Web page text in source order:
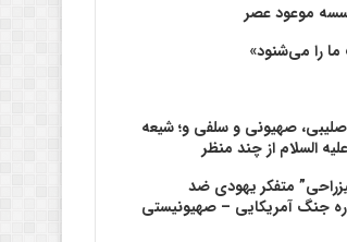
موعود عصر
ما را می‌شنود»
صلیبی، صهیونی و سلفی و؛ شیعه
السلام از چند منظر
متفکر یهودی ضد
جنگ آمریکایی – صهیونیستی